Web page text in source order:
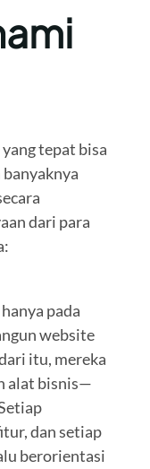
tepat bisa
dari para
pada
website
itu, mereka
alat bisnis—
dan setiap
berorientasi